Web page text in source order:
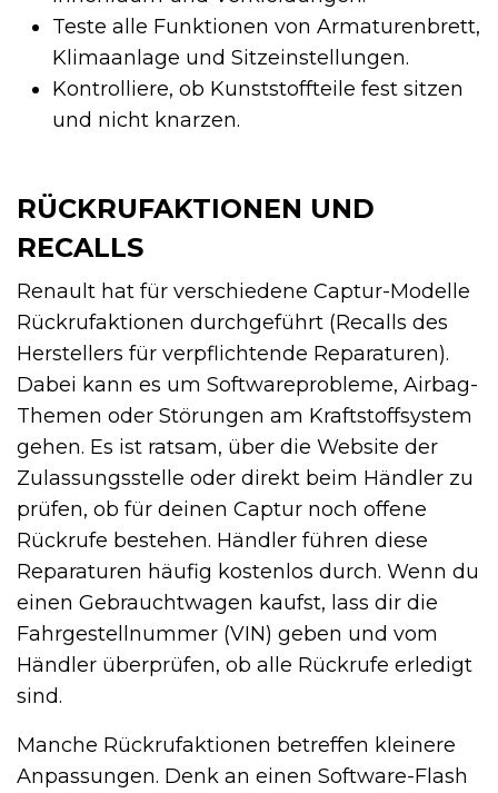
Teste alle Funktionen von Armaturenbrett,
Klimaanlage und Sitzeinstellungen.
Kontrolliere, ob Kunststoffteile fest sitzen
und nicht knarzen.
RÜCKRUFAKTIONEN UND
RECALLS
Renault hat für verschiedene Captur-Modelle
Rückrufaktionen durchgeführt (Recalls des
Herstellers für verpflichtende Reparaturen).
Dabei kann es um Softwareprobleme, Airbag-
Themen oder Störungen am Kraftstoffsystem
gehen. Es ist ratsam, über die Website der
Zulassungsstelle oder direkt beim Händler zu
prüfen, ob für deinen Captur noch offene
Rückrufe bestehen. Händler führen diese
Reparaturen häufig kostenlos durch. Wenn du
einen Gebrauchtwagen kaufst, lass dir die
Fahrgestellnummer (VIN) geben und vom
Händler überprüfen, ob alle Rückrufe erledigt
sind.
Manche Rückrufaktionen betreffen kleinere
Anpassungen. Denk an einen Software-Flash